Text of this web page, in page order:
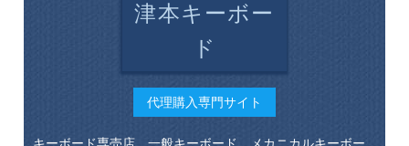
津本キーボー
ド
代理購入専門サイト
キーボード専売店。一般キーボード、メカニカルキーボー